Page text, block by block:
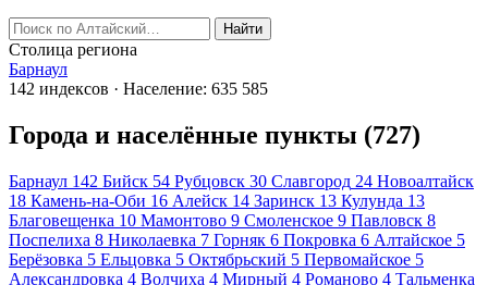
Найти
Столица региона
Барнаул
142 индексов · Население: 635 585
Города и населённые пункты (727)
Барнаул 142 Бийск 54 Рубцовск 30 Славгород 24 Новоалтайск
18 Камень-на-Оби 16 Алейск 14 Заринск 13 Кулунда 13
Благовещенка 10 Мамонтово 9 Смоленское 9 Павловск 8
Поспелиха 8 Николаевка 7 Горняк 6 Покровка 6 Алтайское 5
Берёзовка 5 Ельцовка 5 Октябрьский 5 Первомайское 5
Александровка 4 Волчиха 4 Мирный 4 Романово 4 Тальменка